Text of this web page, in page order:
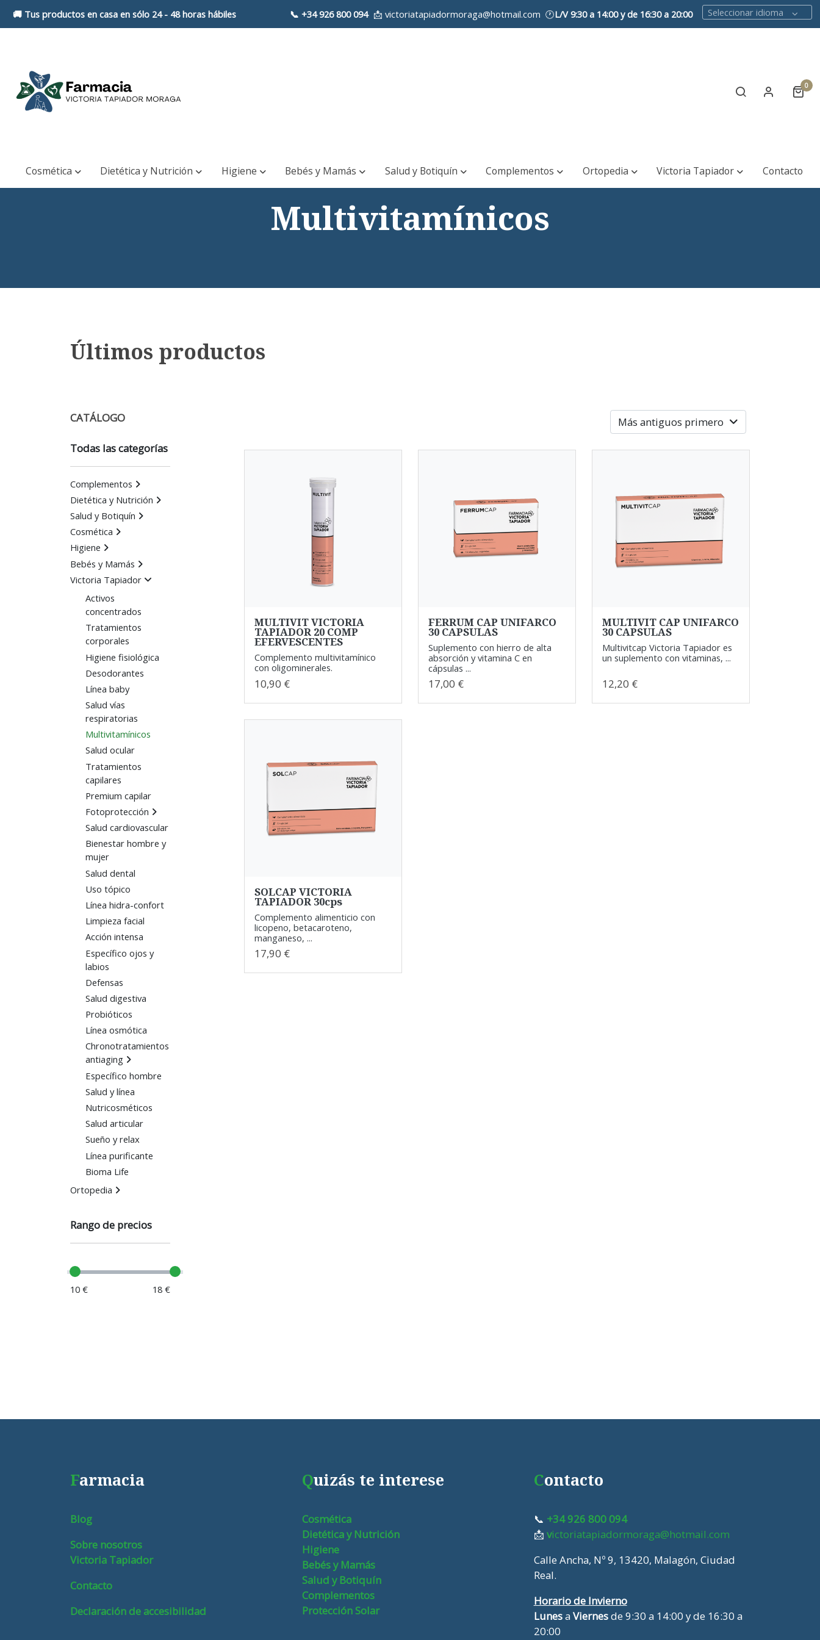
🚚 Tus productos en casa en sólo 24 - 48 horas hábiles 📞 +34 926 800 094 📩 victoriatapiadormoraga@hotmail.com 🕐L/V 9:30 a 14:00 y de 16:30 a 20:00 Seleccionar idioma
0
Cosmética Dietética y Nutrición Higiene Bebés y Mamás Salud y Botiquín Complementos Ortopedia Victoria Tapiador Contacto
Multivitamínicos
Últimos productos
CATÁLOGO
Todas las categorías
Complementos
Dietética y Nutrición
Salud y Botiquín
Cosmética
Higiene
Bebés y Mamás
Victoria Tapiador
Activos
concentrados
Tratamientos
corporales
Higiene fisiológica
Desodorantes
Línea baby
Salud vías
respiratorias
Multivitamínicos
Salud ocular
Tratamientos
capilares
Premium capilar
Fotoprotección
Salud cardiovascular
Bienestar hombre y
mujer
Salud dental
Uso tópico
Línea hidra-confort
Limpieza facial
Acción intensa
Específico ojos y
labios
Defensas
Salud digestiva
Probióticos
Línea osmótica
Chronotratamientos
antiaging
Específico hombre
Salud y línea
Nutricosméticos
Salud articular
Sueño y relax
Línea purificante
Bioma Life
Ortopedia
Rango de precios
10 € 18 €
Más antiguos primero
MULTIVIT VICTORIA
TAPIADOR 20 COMP
EFERVESCENTES
Complemento multivitamínico
con oligominerales.
10,90 €
FERRUM CAP UNIFARCO
30 CAPSULAS
Suplemento con hierro de alta
absorción y vitamina C en
cápsulas ...
17,00 €
MULTIVIT CAP UNIFARCO
30 CAPSULAS
Multivitcap Victoria Tapiador es
un suplemento con vitaminas, ...
12,20 €
SOLCAP VICTORIA
TAPIADOR 30cps
Complemento alimenticio con
licopeno, betacaroteno,
manganeso, ...
17,90 €
Farmacia
Blog
Sobre nosotros
Victoria Tapiador
Contacto
Declaración de accesibilidad
Quizás te interese
Cosmética
Dietética y Nutrición
Higiene
Bebés y Mamás
Salud y Botiquín
Complementos
Protección Solar
Contacto
📞 +34 926 800 094
📩 victoriatapiadormoraga@hotmail.com
Calle Ancha, Nº 9, 13420, Malagón, Ciudad
Real.
Horario de Invierno
Lunesa Viernesde 9:30 a 14:00 y de 16:30 a
20:00